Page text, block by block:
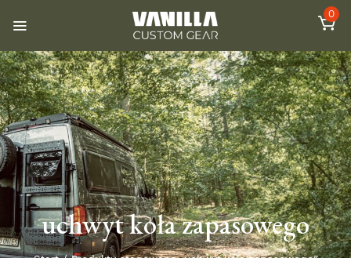
0
uchwyt koła zapasowego